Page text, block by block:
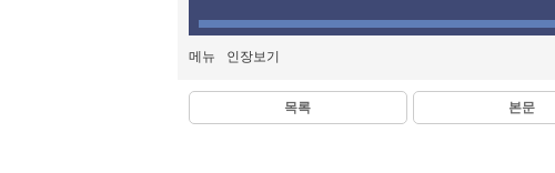
메뉴 인장보기
목록 본문